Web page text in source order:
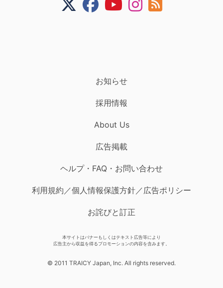
お知らせ
採用情報
About Us
広告掲載
ヘルプ・FAQ・お問い合わせ
利用規約／個人情報保護方針／広告ポリシー
お詫びと訂正
本サイトはバナーもしくはテキスト広告等により
広告主から収益を得るプロモーションの内容を含みます。
© 2011 TRAICY Japan, Inc. All rights reserved.